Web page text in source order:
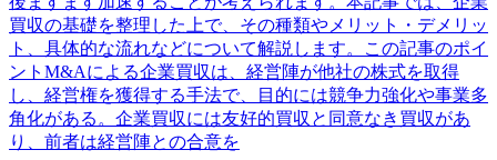
買収の基礎を整理した上で、その種類やメリット・デメリッ
ト、具体的な流れなどについて解説します。この記事のポイ
ントM&Aによる企業買収は、経営陣が他社の株式を取得
し、経営権を獲得する手法で、目的には競争力強化や事業多
角化がある。企業買収には友好的買収と同意なき買収があ
り、前者は経営陣との合意を